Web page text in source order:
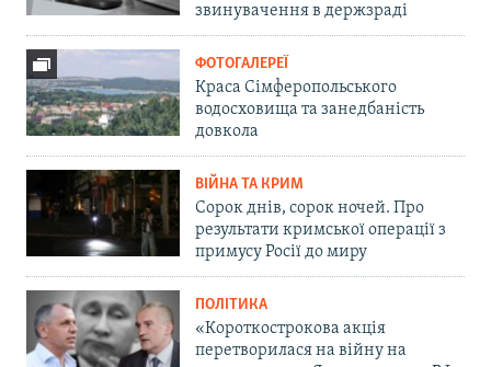
звинувачення в держзраді
ФОТОГАЛЕРЕЇ
Краса Сімферопольського
водосховища та занедбаність
довкола
ВІЙНА ТА КРИМ
Сорок днів, сорок ночей. Про
результати кримської операції з
примусу Росії до миру
ПОЛІТИКА
«Короткострокова акція
перетворилася на війну на